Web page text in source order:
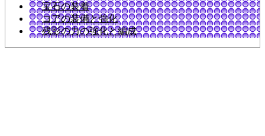
宝石の装着
コアの装備と強化
残影の力の強化と編成